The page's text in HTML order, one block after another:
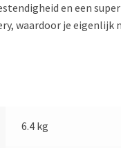
en een
waardoor je eigenlijk
6.4 kg